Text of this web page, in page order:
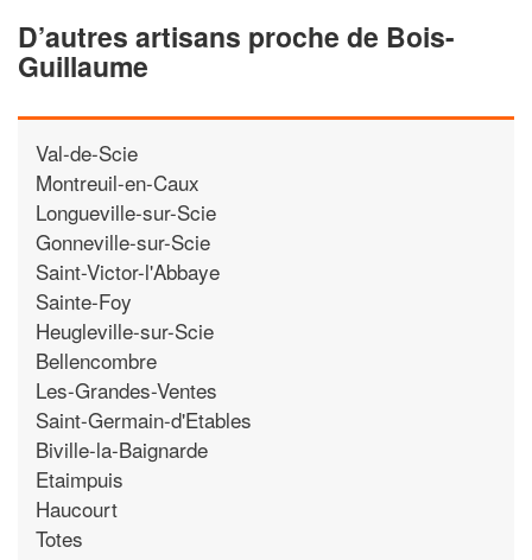
D’autres artisans proche de Bois-
Guillaume
Val-de-Scie
Montreuil-en-Caux
Longueville-sur-Scie
Gonneville-sur-Scie
Saint-Victor-l'Abbaye
Sainte-Foy
Heugleville-sur-Scie
Bellencombre
Les-Grandes-Ventes
Saint-Germain-d'Etables
Biville-la-Baignarde
Etaimpuis
Haucourt
Totes